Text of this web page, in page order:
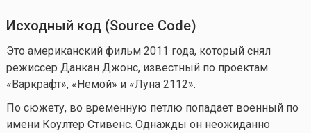
Исходный код (Source Code)
Это американский фильм 2011 года, который снял
режиссер Данкан Джонс, известный по проектам
«Варкрафт», «Немой» и «Луна 2112».
По сюжету, во временную петлю попадает военный по
имени Коултер Стивенс. Однажды он неожиданно